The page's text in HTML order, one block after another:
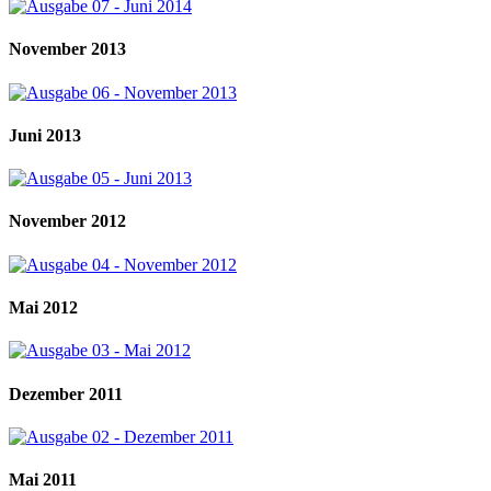
November 2013
Juni 2013
November 2012
Mai 2012
Dezember 2011
Mai 2011